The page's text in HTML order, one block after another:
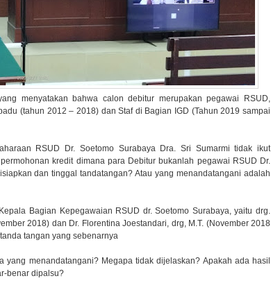
menyatakan bahwa calon debitur merupakan pegawai RSUD,
(tahun 2012 – 2018) dan Staf di Bagian IGD (Tahun 2019 sampai
RSUD Dr. Soetomo Surabaya Dra. Sri Sumarmi tidak ikut
kredit dimana para Debitur bukanlah pegawai RSUD Dr.
dan tinggal tandatangan? Atau yang menandatangani adalah
Bagian Kepegawaian RSUD dr. Soetomo Surabaya, yaitu drg.
2018) dan Dr. Florentina Joestandari, drg, M.T. (November 2018
tangan yang sebenarnya
yang menandatangani? Megapa tidak dijelaskan? Apakah ada hasil
benar dipalsu?